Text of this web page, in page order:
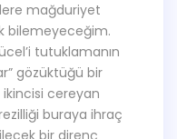
mağduriyet
bilemeyeceğim.
tutuklamanın
gözüktüğü bir
cereyan
buraya ihraç
bir direnç